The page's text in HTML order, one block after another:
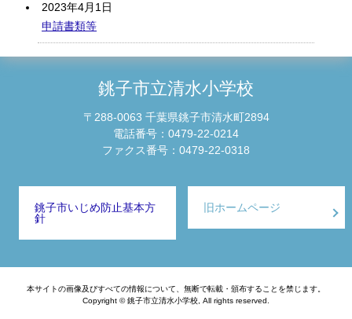
2023年4月1日
申請書類等
銚子市立清水小学校
〒288-0063 千葉県銚子市清水町2894
電話番号：0479-22-0214
ファクス番号：0479-22-0318
銚子市いじめ防止基本方
針
旧ホームページ
本サイトの画像及びすべての情報について、無断で転載・頒布することを禁じます。
Copyright © 銚子市立清水小学校, All rights reserved.